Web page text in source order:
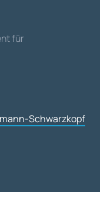
für
Schwarzkopf